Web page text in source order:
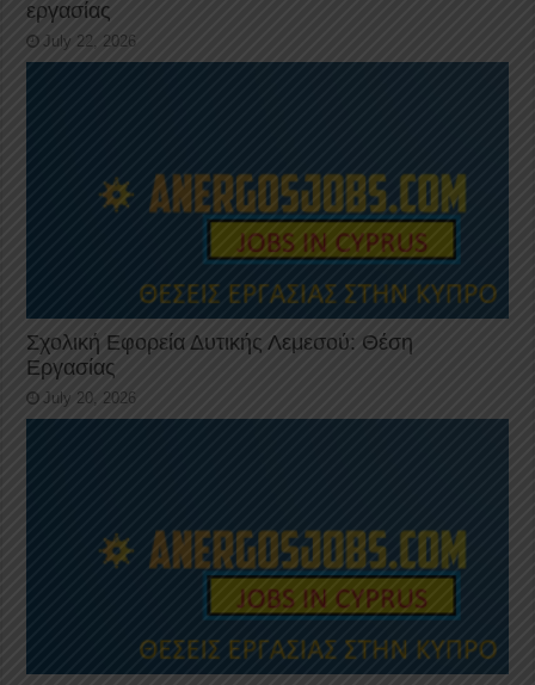
εργασίας
July 22, 2026
Σχολική Εφορεία Δυτικής Λεμεσού: Θέση
Εργασίας
July 20, 2026